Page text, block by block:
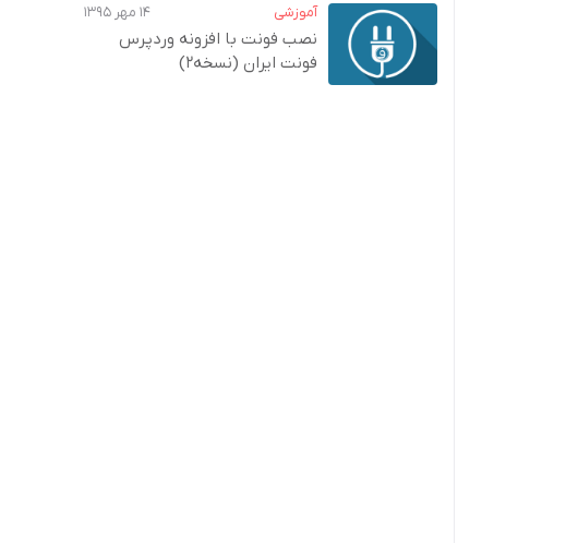
آموزشی ۱۴ مهر ۱۳۹۵
نصب فونت با افزونه وردپرس
فونت ایران (نسخه2)